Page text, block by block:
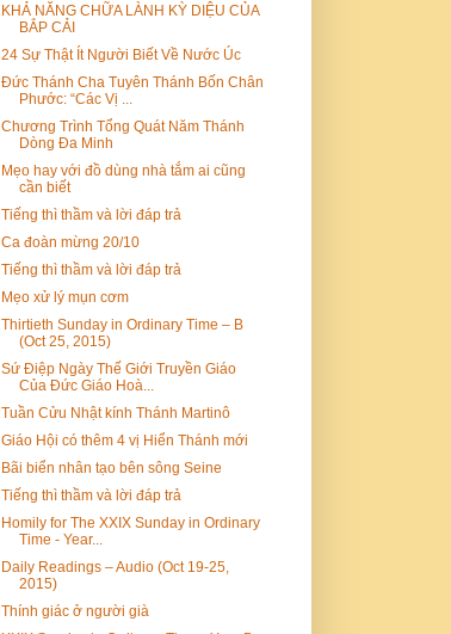
KHẢ NĂNG CHỮA LÀNH KỲ DIỆU CỦA
BẮP CẢI
24 Sự Thật Ít Người Biết Về Nước Úc
Đức Thánh Cha Tuyên Thánh Bốn Chân
Phước: “Các Vị ...
Chương Trình Tổng Quát Năm Thánh
Dòng Đa Minh
Mẹo hay với đồ dùng nhà tắm ai cũng
cần biết
Tiếng thì thầm và lời đáp trả
Ca đoàn mừng 20/10
Tiếng thì thầm và lời đáp trả
Mẹo xử lý mụn cơm
Thirtieth Sunday in Ordinary Time – B
(Oct 25, 2015)
Sứ Điệp Ngày Thế Giới Truyền Giáo
Của Đức Giáo Hoà...
Tuần Cửu Nhật kính Thánh Martinô
Giáo Hội có thêm 4 vị Hiển Thánh mới
Bãi biển nhân tạo bên sông Seine
Tiếng thì thầm và lời đáp trả
Homily for The XXIX Sunday in Ordinary
Time - Year...
Daily Readings – Audio (Oct 19-25,
2015)
Thính giác ở người già